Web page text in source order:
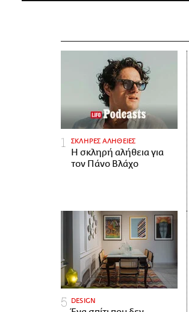
ΣΚΛΗΡΕΣ ΑΛΗΘΕΙΕΣ
H σκληρή αλήθεια για
τον Πάνο Βλάχο
DESIGN